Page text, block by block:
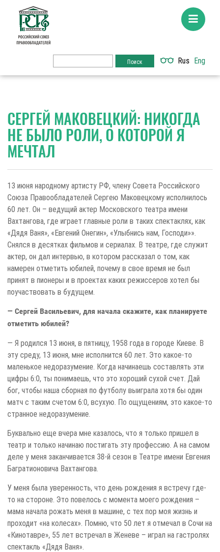
Rus Eng
СЕРГЕЙ МАКОВЕЦКИЙ: НИКОГДА
НЕ БЫЛО РОЛИ, О КОТОРОЙ Я
МЕЧТАЛ
13 июня народному артисту РФ, члену Совета Российского
Союза Правообладателей Сергею Маковецкому исполнилось
60 лет. Он – ведущий актер Московского театра имени
Вахтангова, где играет главные роли в таких спектаклях, как
«Дядя Ваня», «Евгений Онегин», «Улыбнись нам, Господи»».
Снялся в десятках фильмов и сериалах. В театре, где служит
актер, он дал интервью, в котором рассказал о том, как
намерен отметить юбилей, почему в свое время не был
принят в пионеры и в проектах каких режиссеров хотел бы
поучаствовать в будущем.
— Сергей Васильевич, для начала скажите, как планируете
отметить юбилей?
— Я родился 13 июня, в пятницу, 1958 года в городе Киеве. В
эту среду, 13 июня, мне исполнится 60 лет. Это какое-то
маленькое недоразумение. Когда начинаешь составлять эти
цифры 6:0, ты понимаешь, что это хороший сухой счет. Дай
бог, чтобы наша сборная по футболу выиграла хотя бы один
матч с таким счетом 6:0, всухую. По ощущениям, это какое-то
странное недоразумение.
Буквально еще вчера мне казалось, что я только пришел в
театр и только начинаю постигать эту профессию. А на самом
деле у меня заканчивается 38-й сезон в Театре имени Евгения
Багратионовича Вахтангова.
У меня была уверенность, что день рождения я встречу где-
то на стороне. Это повелось с момента моего рождения –
мама начала рожать меня в машине, с тех пор моя жизнь и
проходит «на колесах». Помню, что 50 лет я отмечал в Сочи на
«Кинотавре», 55 лет встречал в Женеве – играл на гастролях
спектакль «Дядя Ваня».